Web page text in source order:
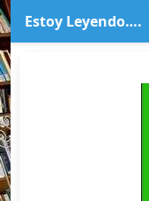
Estoy Leyendo….